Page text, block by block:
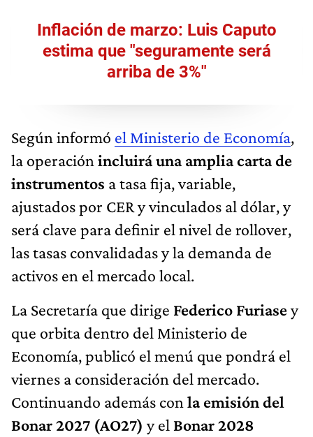
Inflación de marzo: Luis Caputo
estima que "seguramente será
arriba de 3%"
Según informó el Ministerio de Economía,
la operación incluirá una amplia carta de
instrumentos a tasa fija, variable,
ajustados por CER y vinculados al dólar, y
será clave para definir el nivel de rollover,
las tasas convalidadas y la demanda de
activos en el mercado local.
La Secretaría que dirige Federico Furiasey
que orbita dentro del Ministerio de
Economía, publicó el menú que pondrá el
viernes a consideración del mercado.
Continuando además con la emisión del
Bonar 2027 (AO27) y el Bonar 2028